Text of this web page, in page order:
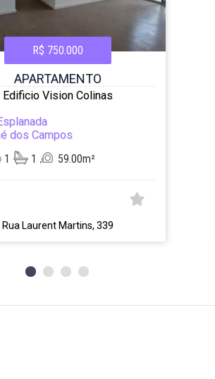
R$ 750.000
APARTAMENTO
Edificio Vision Colinas
dos Campos
1 1 59.00m²
Rua Laurent Martins, 339